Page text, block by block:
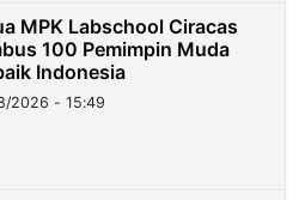
MPK Labschool Ciracas
100 Pemimpin Muda
Indonesia
2026 - 15:49